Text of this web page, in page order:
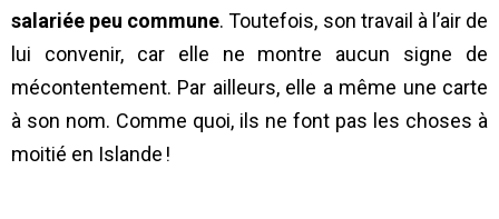
salariée peu commune. Toutefois, son travail à l’air de
lui convenir, car elle ne montre aucun signe de
mécontentement. Par ailleurs, elle a même une carte
à son nom. Comme quoi, ils ne font pas les choses à
moitié en Islande !